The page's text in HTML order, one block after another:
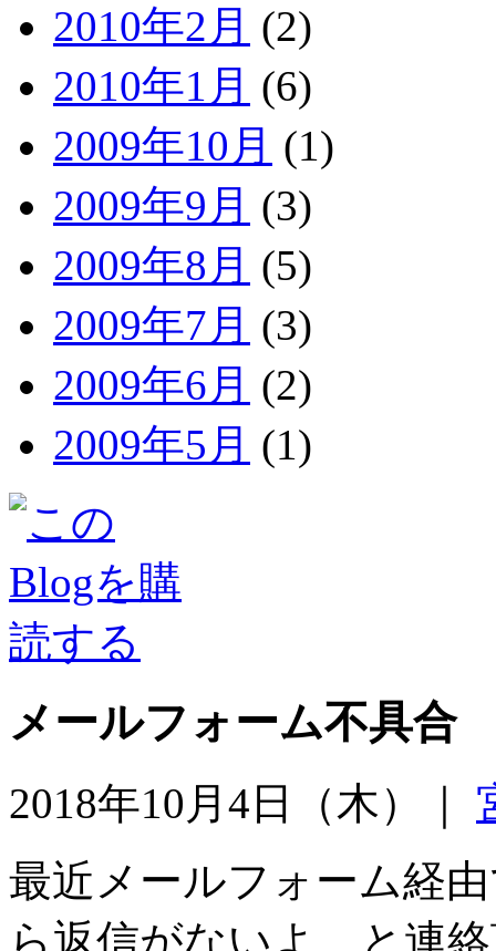
2010年2月 (2)
2010年1月 (6)
2009年10月 (1)
2009年9月 (3)
2009年8月 (5)
2009年7月 (3)
2009年6月 (2)
2009年5月 (1)
メールフォーム不具合
2018年10月4日（木）｜
最近メールフォーム経
ら返信がないよ と連